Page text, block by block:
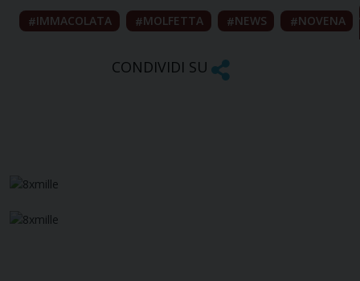
IMMACOLATA MOLFETTA NEWS NOVENA
CONDIVIDI SU